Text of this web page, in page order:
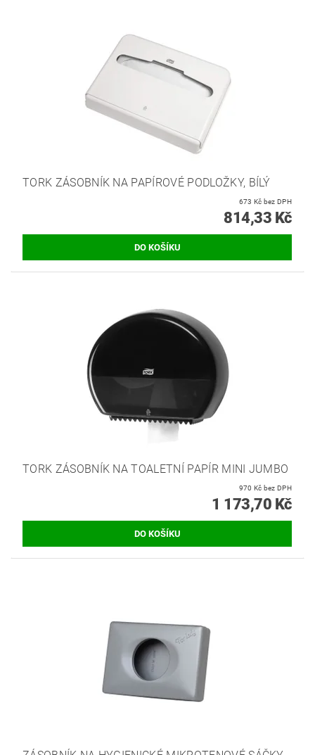
TORK ZÁSOBNÍK NA PAPÍROVÉ PODLOŽKY, BÍLÝ
673 Kč bez DPH
814,33 Kč
TORK ZÁSOBNÍK NA TOALETNÍ PAPÍR MINI JUMBO
970 Kč bez DPH
1 173,70 Kč